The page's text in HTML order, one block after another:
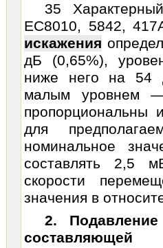
35
ЕС8010, 5842,
искажения
дБ (0,65%),
ниже него на 54
малым уровнем
пропорциональны
для
номинальное
составлять 2,5
скорости
значения в
2.
составляющей